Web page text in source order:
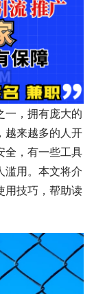
一，拥有庞大的
越来越多的人开
全，有一些工具
滥用。本文将介
用技巧，帮助读